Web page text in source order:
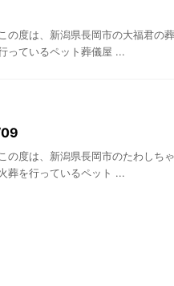
度は、新潟県長岡市の大福君の
っているペット葬儀屋 ...
度は、新潟県長岡市のたわしち
葬を行っているペット ...